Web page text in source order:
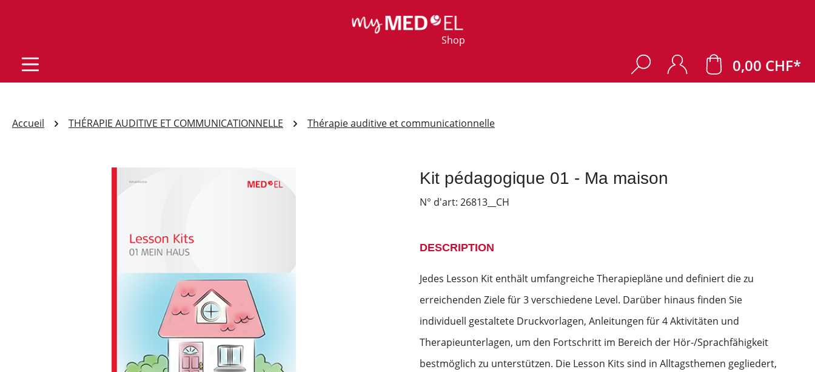
Shop
0,00 CHF*
Accueil THÉRAPIE AUDITIVE ET COMMUNICATIONNELLE Thérapie auditive et communicationnelle
Kit pédagogique 01 - Ma maison
N° d'art: 26813__CH
DESCRIPTION
Jedes Lesson Kit enthält umfangreiche Therapiepläne und definiert die zu
erreichenden Ziele für 3 verschiedene Level. Darüber hinaus finden Sie
individuell gestaltete Druckvorlagen, Anleitungen für 4 Aktivitäten und
Therapieunterlagen, um den Fortschritt im Bereich der Hör-/Sprachfähigkeit
bestmöglich zu unterstützen. Die Lesson Kits sind in Alltagsthemen gegliedert,